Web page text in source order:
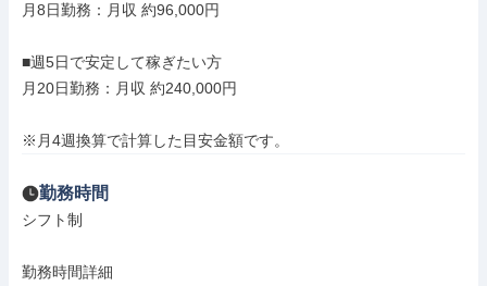
月8日勤務：月収 約96,000円
■週5日で安定して稼ぎたい方
月20日勤務：月収 約240,000円
※月4週換算で計算した目安金額です。
勤務時間
シフト制
勤務時間詳細